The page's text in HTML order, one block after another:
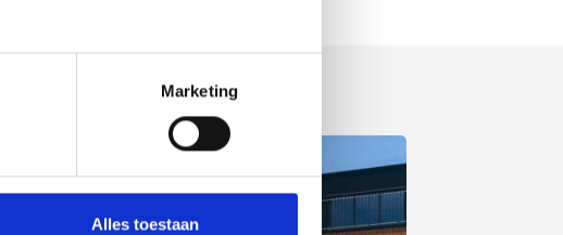
Marketing
Alles toestaan